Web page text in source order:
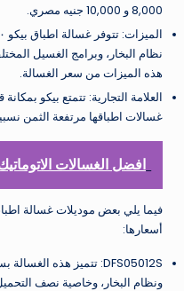
8,000 و 10,000 جنيه مصري.
نظام البخار، وبرامج الغسيل
هذه الميزات من سعر الغسالة.
العلامة التجارية: تتمتع بيكو
غسالات اطباقها مرتفعة الثمن
افضل الغسالات الاتوماتيك 2023 غسالة بيكو 8
أسعارها: